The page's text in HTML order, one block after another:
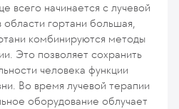
всего начинается с лучевой
области гортани большая,
комбинируются методы
Это позволяет сохранить
человека функции
Во время лучевой терапии
оборудование облучает